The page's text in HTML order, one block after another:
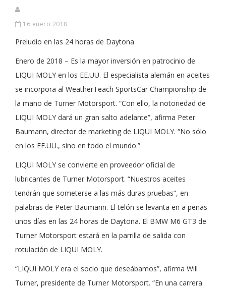
16 enero 2018
Preludio en las 24 horas de Daytona
Enero de 2018 – Es la mayor inversión en patrocinio de
LIQUI MOLY en los EE.UU. El especialista alemán en aceites
se incorpora al WeatherTeach SportsCar Championship de
la mano de Turner Motorsport. “Con ello, la notoriedad de
LIQUI MOLY dará un gran salto adelante”, afirma Peter
Baumann, director de marketing de LIQUI MOLY. “No sólo
en los EE.UU., sino en todo el mundo.”
LIQUI MOLY se convierte en proveedor oficial de
lubricantes de Turner Motorsport. “Nuestros aceites
tendrán que someterse a las más duras pruebas”, en
palabras de Peter Baumann. El telón se levanta en a penas
unos días en las 24 horas de Daytona. El BMW M6 GT3 de
Turner Motorsport estará en la parrilla de salida con
rotulación de LIQUI MOLY.
“LIQUI MOLY era el socio que deseábamos”, afirma Will
Turner, presidente de Turner Motorsport. “En una carrera